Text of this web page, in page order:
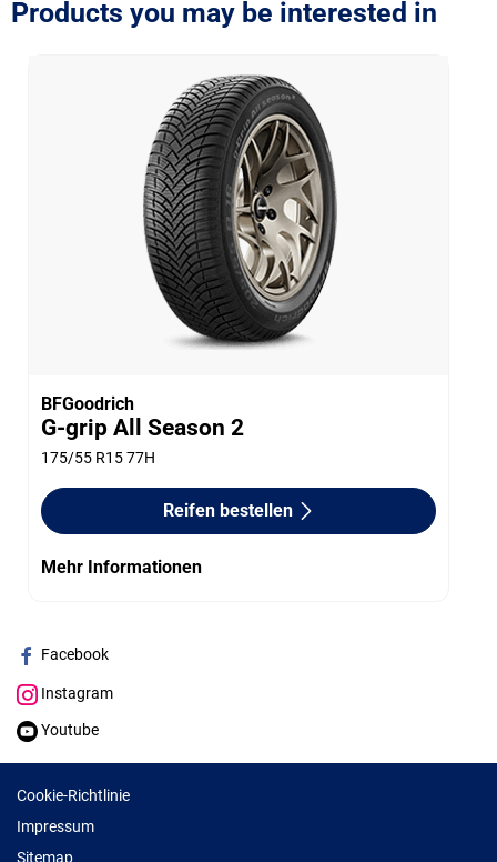
Products you may be interested in
BFGoodrich
G-grip All Season 2
175/55 R15 77H
Reifen bestellen
Mehr Informationen
Facebook
Instagram
Youtube
Cookie-Richtlinie
Impressum
Sitemap